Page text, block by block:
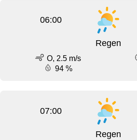
06:00
Regen
O, 2.5 m/s
94 %
07:00
Regen